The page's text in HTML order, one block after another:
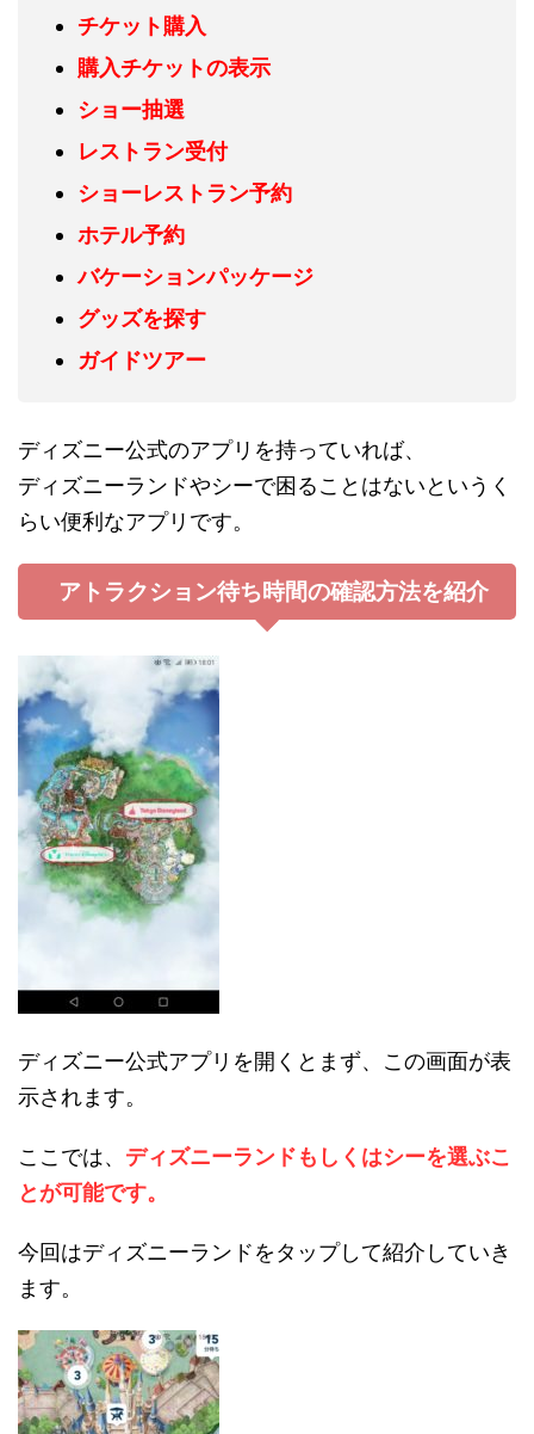
チケット購入
購入チケットの表示
ショー抽選
レストラン受付
ショーレストラン予約
ホテル予約
バケーションパッケージ
グッズを探す
ガイドツアー
ディズニー公式のアプリを持っていれば、
ディズニーランドやシーで困ることはないというく
らい便利なアプリです。
アトラクション待ち時間の確認方法を紹介
ディズニー公式アプリを開くとまず、この画面が表
示されます。
ここでは、 ディズニーランドもしくはシーを選ぶこ
とが可能です。
今回はディズニーランドをタップして紹介していき
ます。